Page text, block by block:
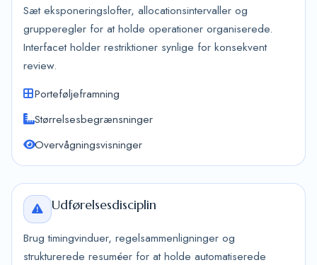
Sæt eksponeringslofter, allocationsintervaller og
grupperegler for at holde operationer organiserede.
Interfacet holder restriktioner synlige for konsekvent
review.
Porteføljeframning
Størrelsesbegrænsninger
Overvågningsvisninger
Udførelsesdisciplin
Brug timingvinduer, regelsammenligninger og
strukturerede resuméer for at holde automatiserede